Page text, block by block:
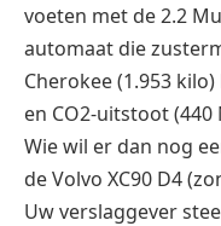
voeten met de 2.2
automaat die
Cherokee (1.953
en CO2-uitstoot
Wie wil er dan nog
de Volvo XC90 D4
Uw verslaggever